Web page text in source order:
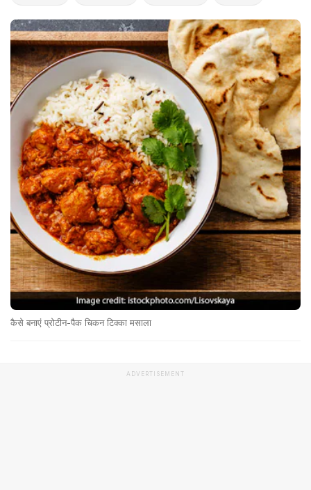
कैसे बनाएं प्रोटीन-पैक चिकन टिक्का मसाला
ADVERTISEMENT